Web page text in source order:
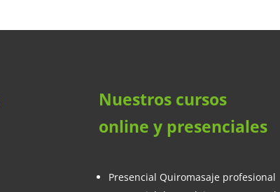
Nuestros cursos
online y presenciales
Presencial Quiromasaje profesional